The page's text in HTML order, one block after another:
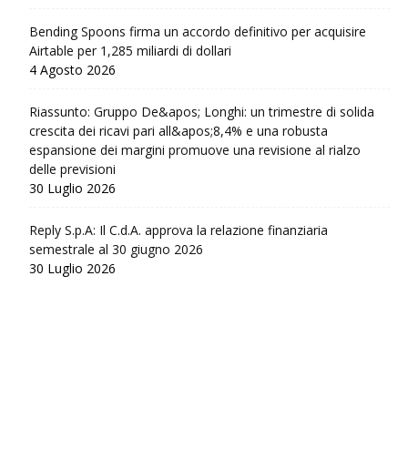
Bending Spoons firma un accordo definitivo per acquisire
Airtable per 1,285 miliardi di dollari
4 Agosto 2026
Riassunto: Gruppo De&apos; Longhi: un trimestre di solida
crescita dei ricavi pari all&apos;8,4% e una robusta
espansione dei margini promuove una revisione al rialzo
delle previsioni
30 Luglio 2026
Reply S.p.A: Il C.d.A. approva la relazione finanziaria
semestrale al 30 giugno 2026
30 Luglio 2026